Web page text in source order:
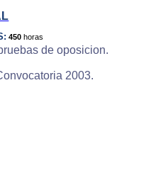
450 horas
de oposicion.
2003.